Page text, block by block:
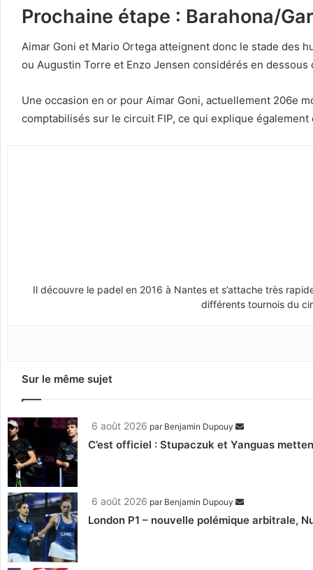
Prochaine étape : Barahona/
Aimar Goni et Mario Ortega atteignent donc le stade des
ou Augustin Torre et Enzo Jensen considérés en dessous
Une occasion en or pour Aimar Goni, actuellement 206e
comptabilisés sur le circuit FIP, ce qui explique
Il découvre le padel en 2016 à Nantes et s’attache très
différents tournois du
Sur le même sujet
6 août 2026 par Benjamin Dupouy
C’est officiel : Stupaczuk et Yanguas
6 août 2026 par Benjamin Dupouy
London P1 – nouvelle polémique arbitrale,